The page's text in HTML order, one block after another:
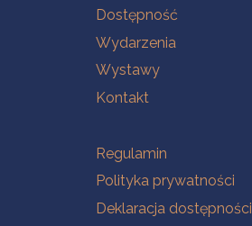
Na skróty
Dostępność
Wydarzenia
Wystawy
Kontakt
Na skróty
Regulamin
Polityka prywatności
Deklaracja dostępności